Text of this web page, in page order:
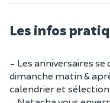
Les infos
- Les anniversaires
dimanche matin &
calendrier et